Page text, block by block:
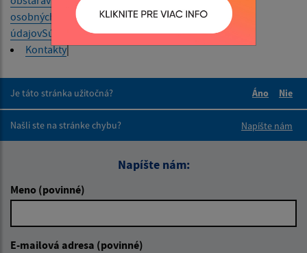
osobných
údajovSúbory cookies
Kontakty|
Je táto stránka užitočná?
Áno
Nie
Našli ste na stránke chybu?
Napíšte nám
Napíšte nám:
Meno (povinné)
E-mailová adresa (povinné)